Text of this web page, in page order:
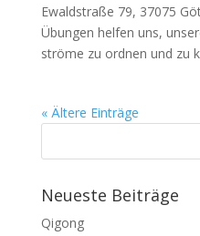
Ewaldstraße 79, 37075
Übungen helfen uns,
ströme zu ordnen und zu
« Ältere Einträge
Neueste Beiträge
Qigong